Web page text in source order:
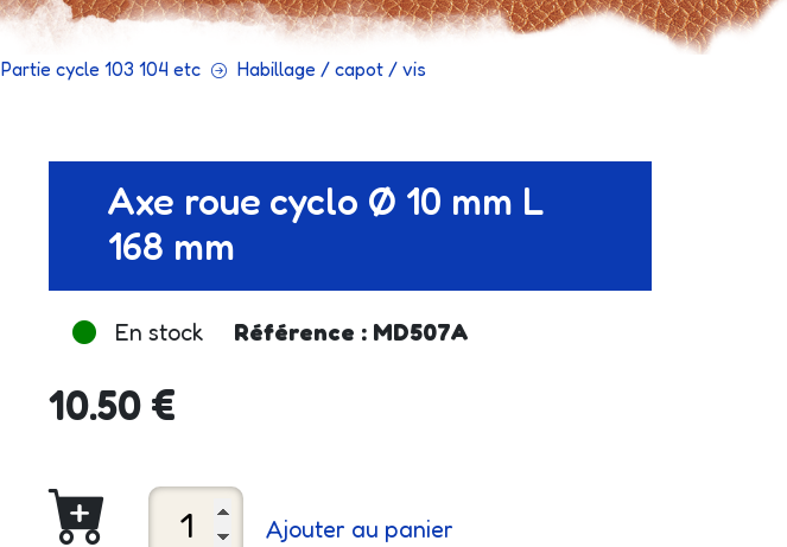
Partie cycle 103 104 etc Habillage / capot / vis
Axe roue cyclo Ø 10 mm L
168 mm
En stock Référence : MD507A
10.50 €
Ajouter au panier